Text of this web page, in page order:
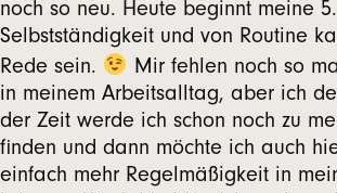
noch so neu. Heute beginnt meine
Selbstständigkeit und von Routine
Rede sein.
Mir fehlen noch so
in meinem Arbeitsalltag, aber ich
der Zeit werde ich schon noch zu
finden und dann möchte ich auch
einfach mehr Regelmäßigkeit in